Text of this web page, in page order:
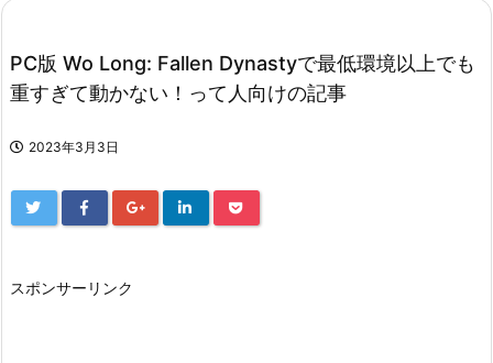
PC版 Wo Long: Fallen Dynastyで最低環境以上でも
重すぎて動かない！って人向けの記事
2023年3月3日
スポンサーリンク